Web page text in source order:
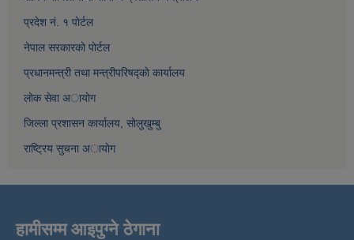
प्रदेश नं. १ पाेर्टल
नेपाल सरकारकाे पाेर्टल
प्रधानमन्त्री तथा मन्त्रीपरिषद्काे कार्यालय
लाेक सेवा अायाेग
जिल्ला प्रशासन कार्यालय, साेलुखुम्बु
राष्ट्रिय सुचना अायाेग
हामीसम्म आइपुग्ने ठेगाना